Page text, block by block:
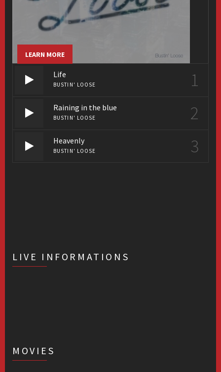
LEARN MORE
Life
BUSTIN' LOOSE 1
Raining in the blue
BUSTIN' LOOSE 2
Heavenly
BUSTIN' LOOSE 3
LIVE INFORMATIONS
MOVIES